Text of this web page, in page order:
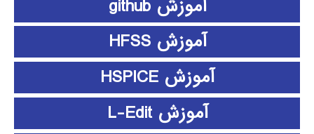
آموزش github
آموزش HFSS
آموزش HSPICE
آموزش L-Edit